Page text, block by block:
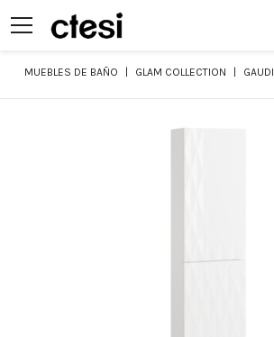
MUEBLES DE BAÑO GLAM COLLECTION GAUDI